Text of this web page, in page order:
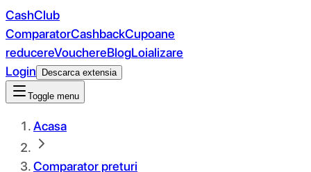
CashClub
ComparatorCashbackCupoane
reducereVouchereBlogLoializare
Login
Descarca extensia
Toggle menu
Acasa
Comparator preturi